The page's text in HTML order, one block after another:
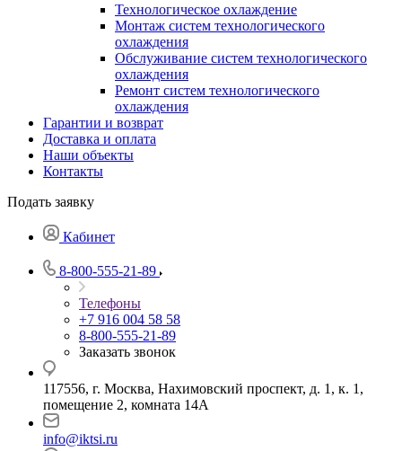
Технологическое охлаждение
Монтаж систем технологического
охлаждения
Обслуживание систем технологического
охлаждения
Ремонт систем технологического
охлаждения
Гарантии и возврат
Доставка и оплата
Наши объекты
Контакты
Подать заявку
Кабинет
8-800-555-21-89
Телефоны
+7 916 004 58 58
8-800-555-21-89
Заказать звонок
117556, г. Москва, Нахимовский проспект, д. 1, к. 1,
помещение 2, комната 14А
info@iktsi.ru